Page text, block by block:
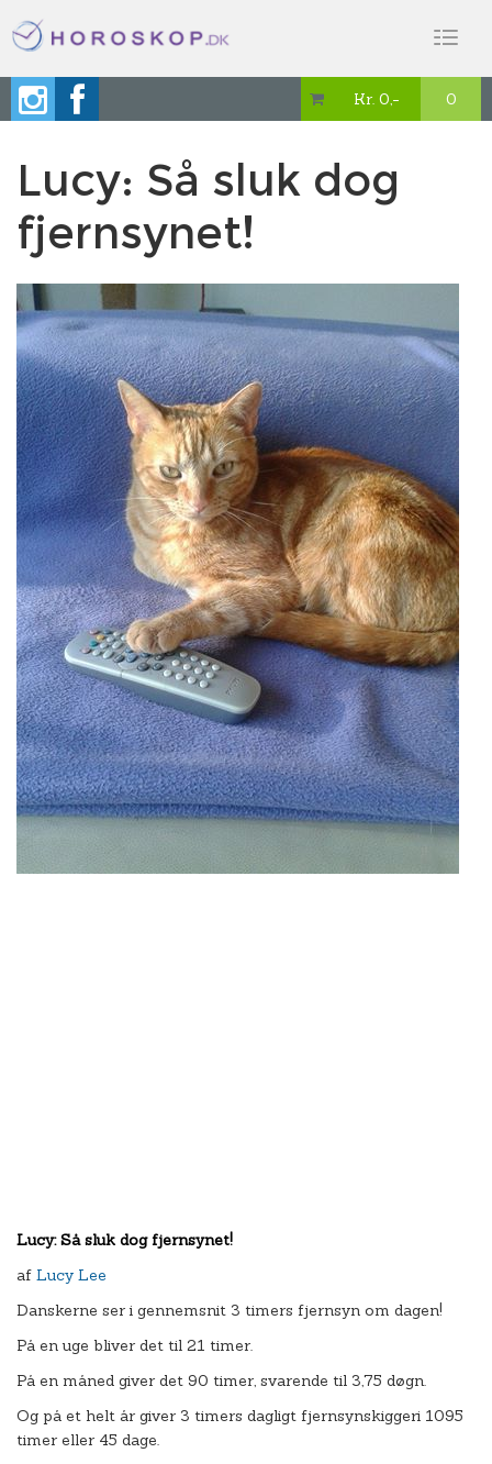
 Kr. 0,- 0
Lucy: Så sluk dog
fjernsynet!
Lucy: Så sluk dog fjernsynet!
af Lucy Lee
Danskerne ser i gennemsnit 3 timers fjernsyn om dagen!
På en uge bliver det til 21 timer.
På en måned giver det 90 timer, svarende til 3,75 døgn.
Og på et helt år giver 3 timers dagligt fjernsynskiggeri 1095
timer eller 45 dage.